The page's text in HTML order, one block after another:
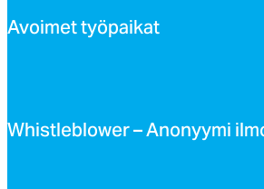
Avoi­met työ­pai­kat
Whist­leb­lo­wer – Ano­nyy­mi